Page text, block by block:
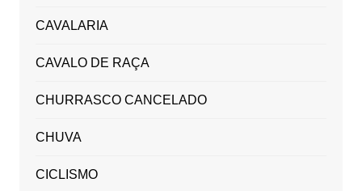
CAVALARIA
CAVALO DE RAÇA
CHURRASCO CANCELADO
CHUVA
CICLISMO